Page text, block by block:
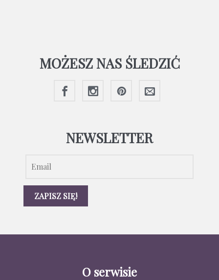
MOŻESZ NAS ŚLEDZIĆ
NEWSLETTER
O serwisie